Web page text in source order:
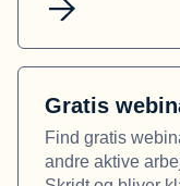
Gratis
Find gratis
andre aktive